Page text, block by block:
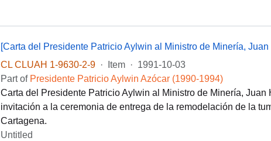
[Carta del Presidente Patricio Aylwin al Ministro de Minería, Juan
CL CLUAH 1-9630-2-9
· Item · 1991-10-03
Part of Presidente Patricio Aylwin Azócar (1990-1994)
Carta del Presidente Patricio Aylwin al Ministro de Minería, Juan
invitación a la ceremonia de entrega de la remodelación de la
Cartagena.
Untitled